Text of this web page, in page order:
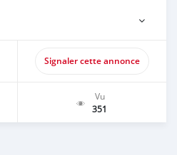
Signaler cette annonce
Vu
351